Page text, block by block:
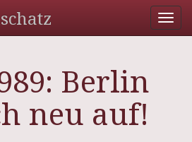
Berlin
neu auf!